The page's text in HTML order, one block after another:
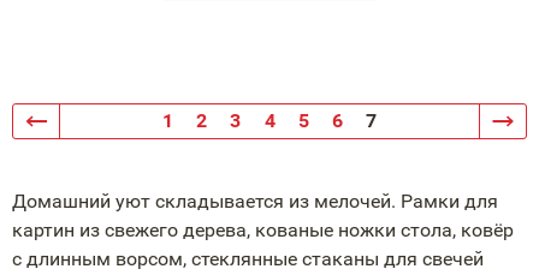
1 2 3 4 5 6 7
Домашний уют складывается из мелочей. Рамки для
картин из свежего дерева, кованые ножки стола, ковёр
с длинным ворсом, стеклянные стаканы для свечей